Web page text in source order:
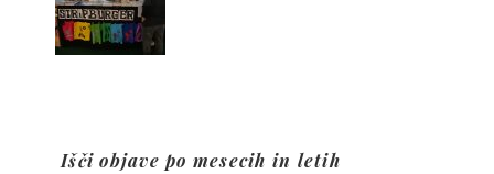
Išči objave po mesecih in letih